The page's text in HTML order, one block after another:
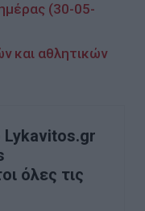
(30-05-
και αθλητικών
όλες τις